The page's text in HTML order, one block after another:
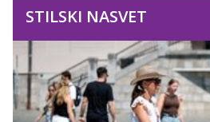
STILSKI NASVET